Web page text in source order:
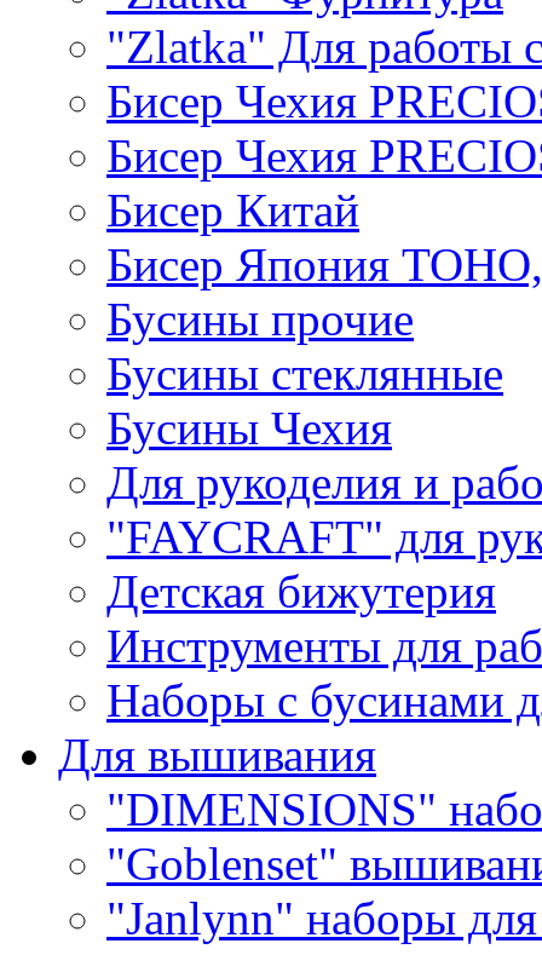
"Zlatka" Для работы
Бисер Чехия
Бисер Чехия
Бисер Китай
Бисер Япония
Бусины прочие
Бусины стеклянные
Бусины Чехия
Для рукоделия и
"FAYCRAFT" для
Детская бижутерия
Инструменты для
Наборы с бусинами
Для вышивания
"DIMENSIONS"
"Goblenset"
"Janlynn" наборы